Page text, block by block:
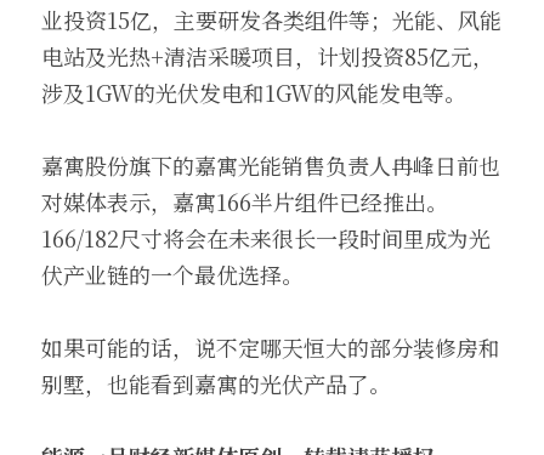
业投资15亿，主要研发各类组件等；光能、风能
电站及光热+清洁采暖项目，计划投资85亿元，
涉及1GW的光伏发电和1GW的风能发电等。
嘉寓股份旗下的嘉寓光能销售负责人冉峰日前也
对媒体表示，嘉寓166半片组件已经推出。
166/182尺寸将会在未来很长一段时间里成为光
伏产业链的一个最优选择。
如果可能的话，说不定哪天恒大的部分装修房和
别墅，也能看到嘉寓的光伏产品了。